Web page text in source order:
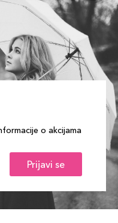
o akcijama
Prijavi se